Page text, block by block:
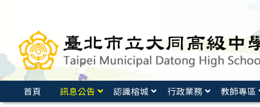
要
容
首頁 訊息公告 認識榕城 行政業務 教師專區